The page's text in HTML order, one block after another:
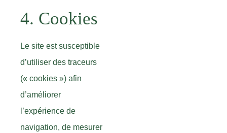
4. Cookies
Le site est susceptible
d’utiliser des traceurs
(« cookies ») afin
d’améliorer
l’expérience de
navigation, de mesurer